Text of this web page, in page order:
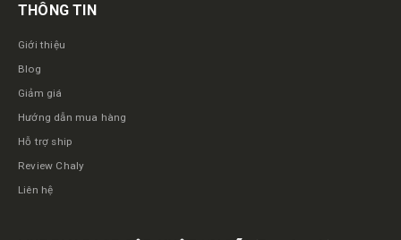
THÔNG TIN
Giới thiệu
Blog
Giảm giá
Hướng dẫn mua hàng
Hỗ trợ ship
Review Chaly
Liên hệ